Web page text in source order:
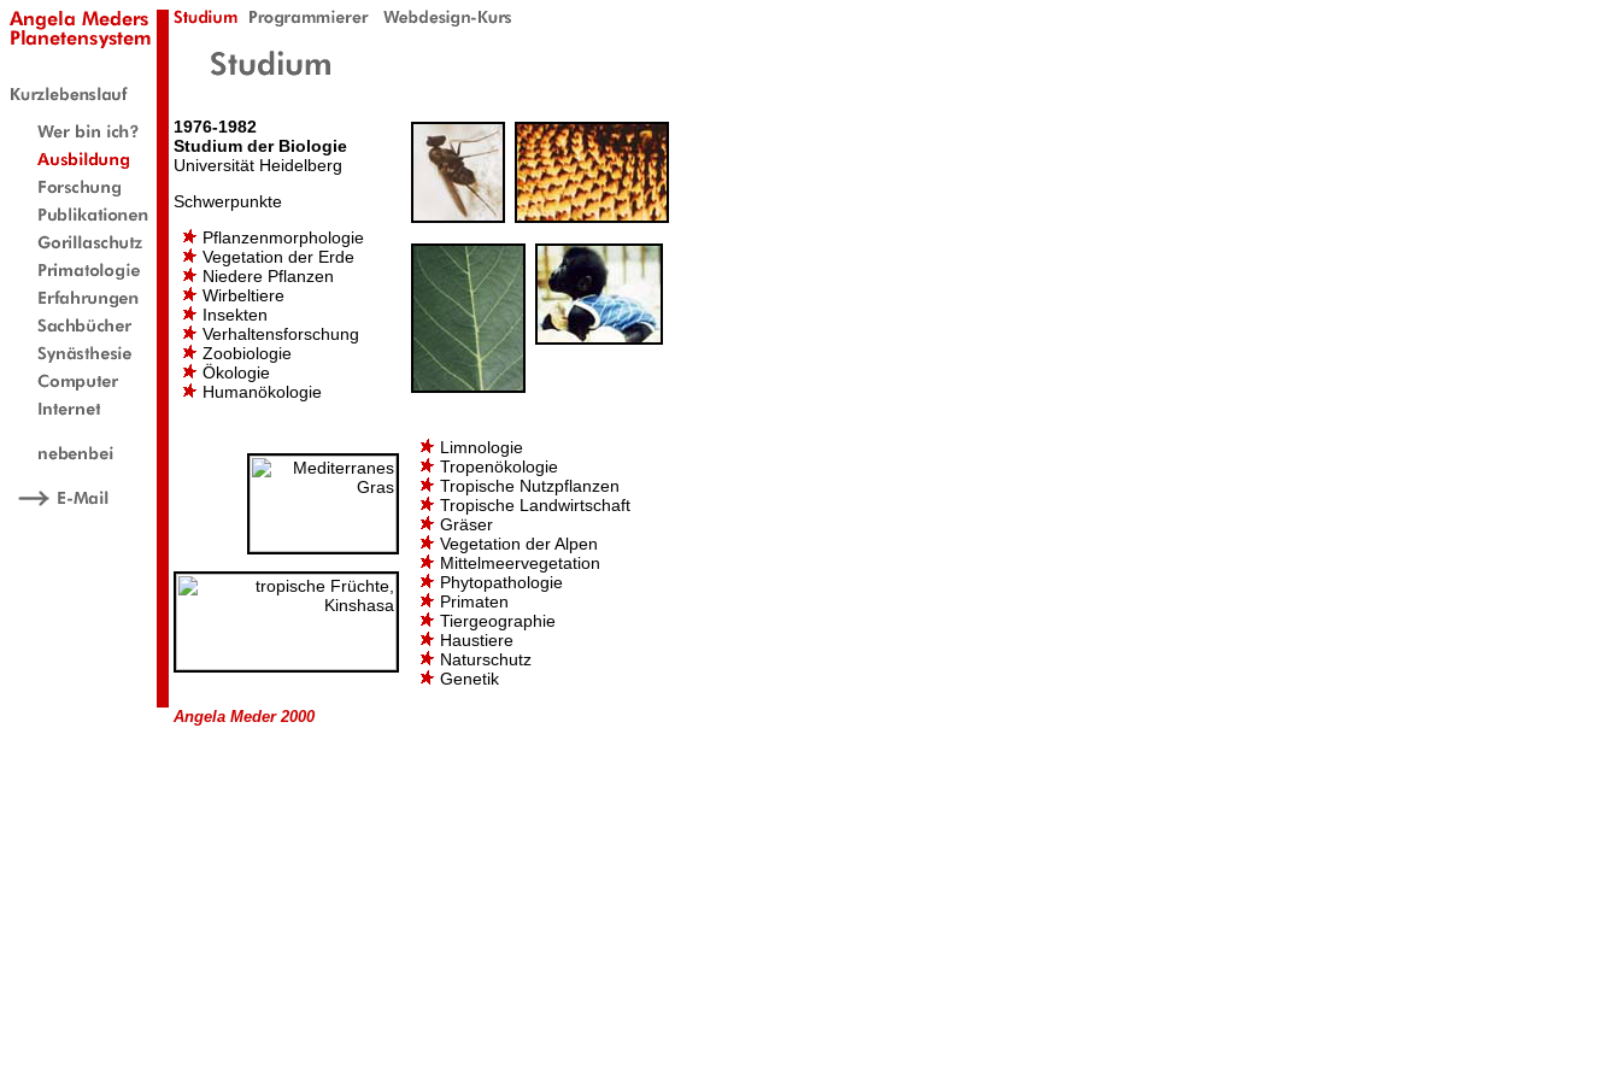
1976-1982
Studium der Biologie
Universität Heidelberg
Schwerpunkte
Pflanzenmorphologie
Vegetation der Erde
Niedere Pflanzen
Wirbeltiere
Insekten
Verhaltensforschung
Zoobiologie
Ökologie
Humanökologie
Limnologie
Tropenökologie
Tropische Nutzpflanzen
Tropische Landwirtschaft
Gräser
Vegetation der Alpen
Mittelmeervegetation
Phytopathologie
Primaten
Tiergeographie
Haustiere
Naturschutz
Genetik
Angela Meder 2000